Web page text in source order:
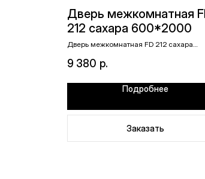
Дверь межкомнатная
212 сахара 600*2000
Дверь межкомнатная FD 212 сахара
9 380 р.
Подробнее
Заказать